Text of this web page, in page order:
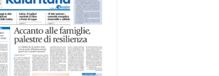
fragilità giovanili e dialogo
spiega Michela
dell’équipe organizzativa.
sono impegnati in diverse
del territorio, dall’assistenza
e alle persone con